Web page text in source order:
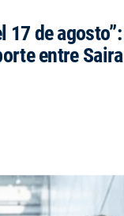
17 de
entre